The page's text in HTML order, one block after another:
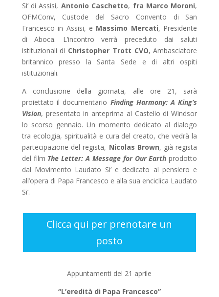
Si’ di Assisi, Antonio Caschetto, fra Marco Moroni,
OFMConv, Custode del Sacro Convento di San
Francesco in Assisi, e Massimo Mercati, Presidente
di Aboca. L’incontro verrà preceduto dai saluti
istituzionali di Christopher Trott CVO, Ambasciatore
britannico presso la Santa Sede e di altri ospiti
istituzionali.
A conclusione della giornata, alle ore 21, sarà
proiettato il documentario Finding Harmony: A King’s
Vision, presentato in anteprima al Castello di Windsor
lo scorso gennaio. Un momento dedicato al dialogo
tra ecologia, spiritualità e cura del creato, che vedrà la
partecipazione del regista, Nicolas Brown, già regista
del film The Letter: A Message for Our Earth prodotto
dal Movimento Laudato Si’ e dedicato al pensiero e
all’opera di Papa Francesco e alla sua enciclica Laudato
Si’.
Clicca qui per prenotare un
posto
Appuntamenti del 21 aprile
“L’eredità di Papa Francesco”